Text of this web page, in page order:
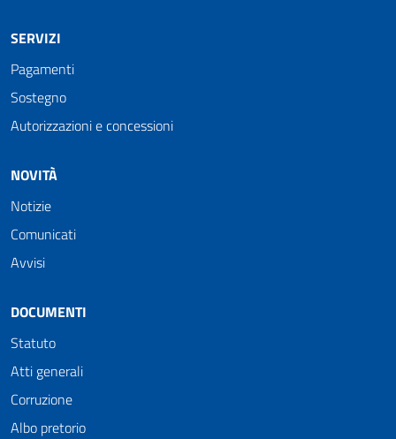
SERVIZI
Pagamenti
Sostegno
Autorizzazioni e concessioni
NOVITÀ
Notizie
Comunicati
Avvisi
DOCUMENTI
Statuto
Atti generali
Corruzione
Albo pretorio